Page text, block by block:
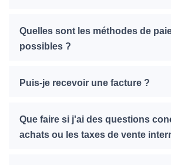
Quelles sont les méthodes de
possibles ?
Puis-je recevoir une facture ?
Que faire si j'ai des questions
achats ou les taxes de vente